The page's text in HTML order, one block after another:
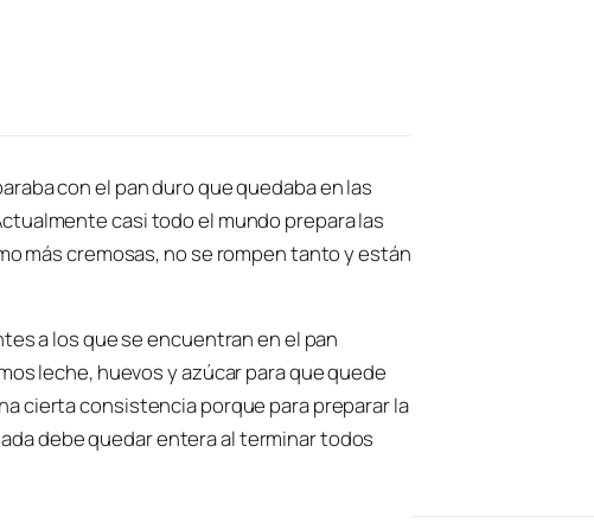
con el pan duro que quedaba en las
casi todo el mundo prepara las
más cremosas, no se rompen tanto y están
a los que se encuentran en el pan
leche, huevos y azúcar para que quede
cierta consistencia porque para preparar la
debe quedar entera al terminar todos